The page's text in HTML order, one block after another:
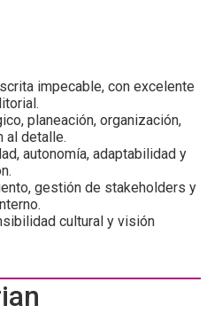
impecable, con excelente
planeación, organización,
al detalle.
autonomía, adaptabilidad y
gestión de stakeholders y
cultural y visión